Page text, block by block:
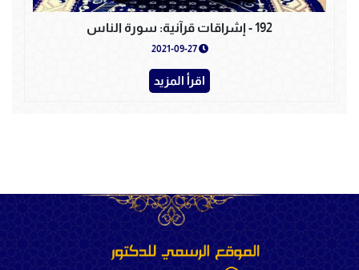
192 - إشراقات قرآنية: سورة الناس
2021-09-27
اقرأ المزيد